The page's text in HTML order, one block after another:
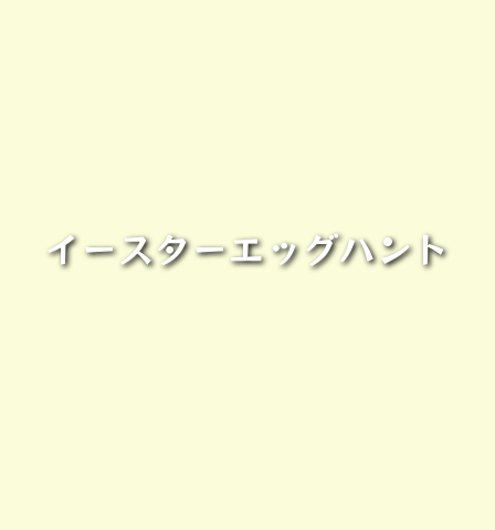
イースターエッグハント